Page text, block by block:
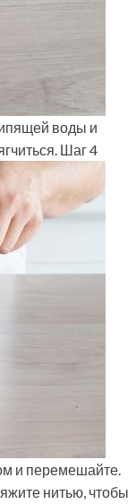
воды и
Шаг 4
и перемешайте.
нитью, чтобы